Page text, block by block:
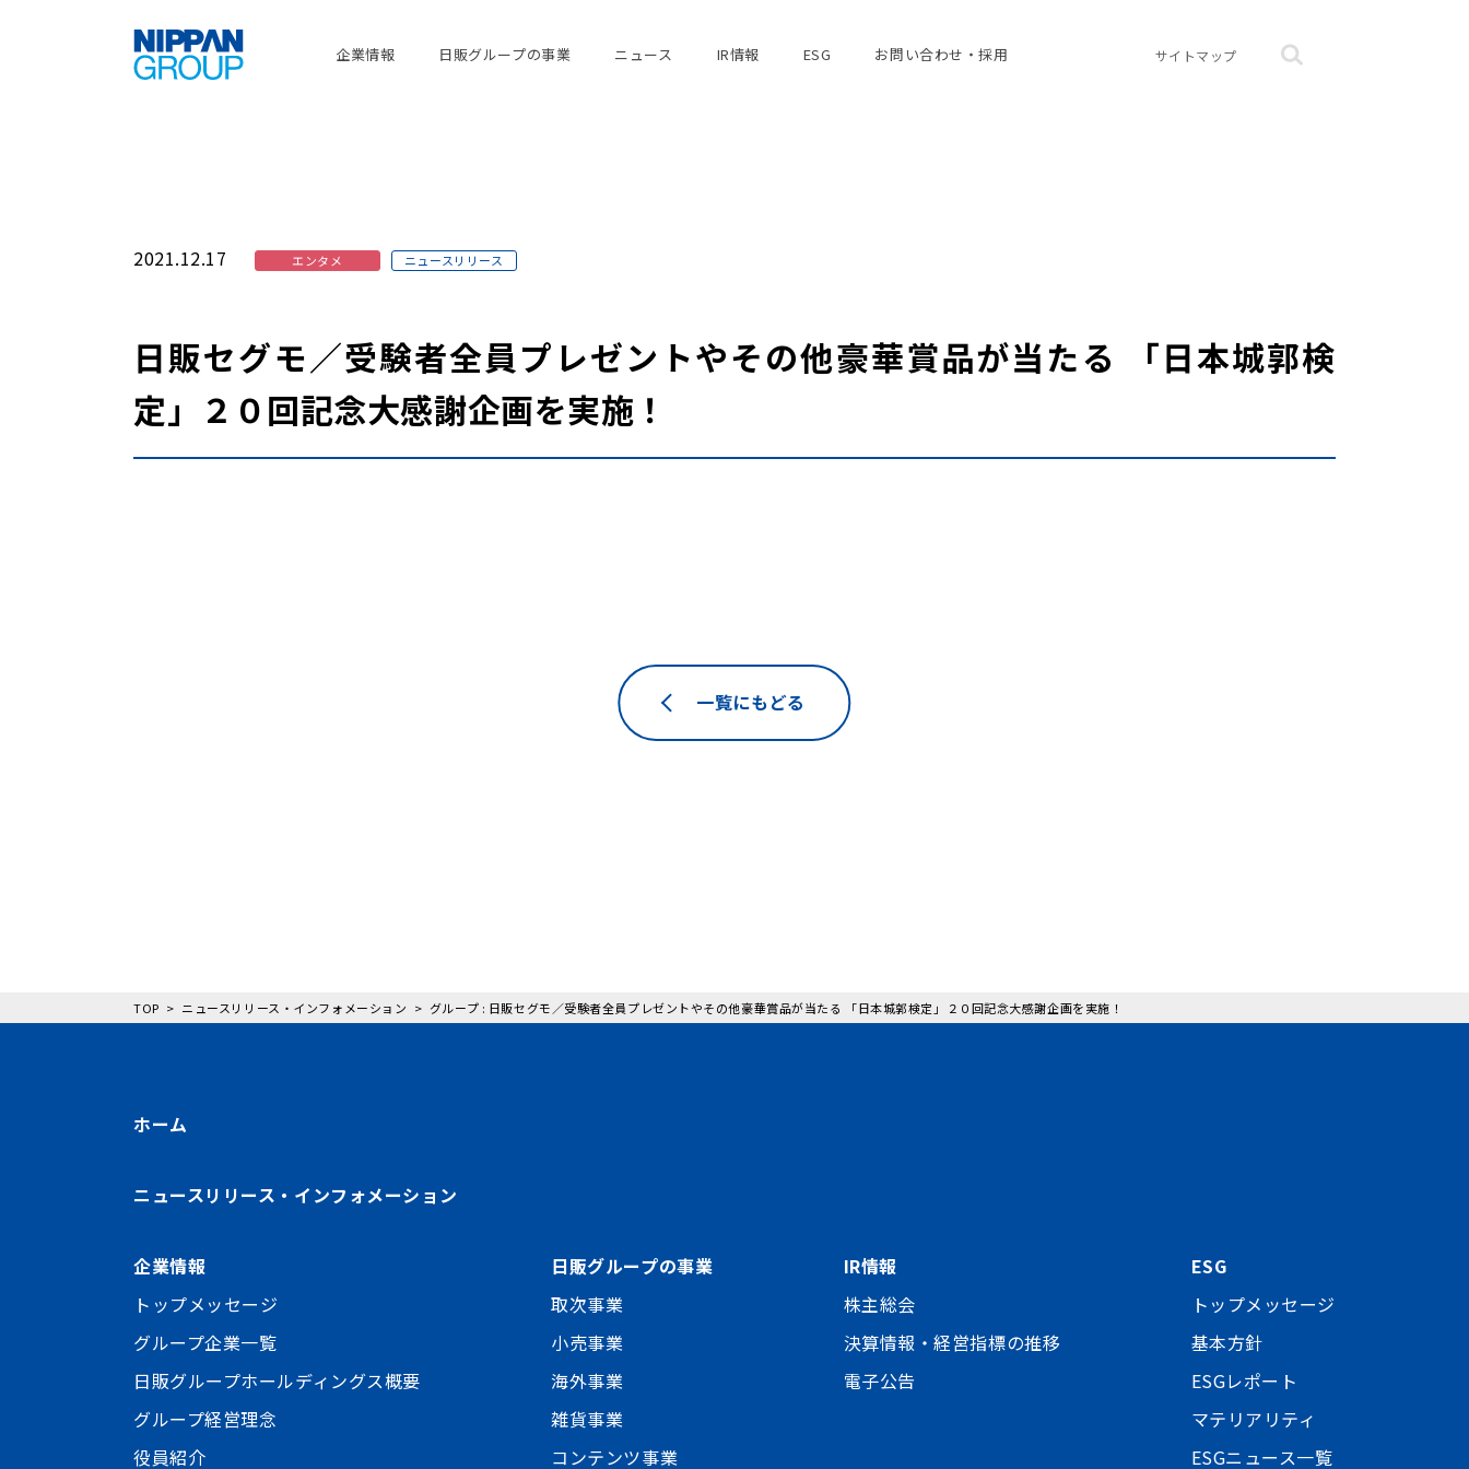
企業情報 日販グループの事業 ニュース IR情報 ESG お問い合わせ・採用 サイトマップ
2021.12.17 エンタメ ニュースリリース
日販セグモ／受験者全員プレゼントやその他豪華賞品が当たる 「日本城郭検
定」２０回記念大感謝企画を実施！
一覧にもどる
TOP ニュースリリース・インフォメーション グループ : 日販セグモ／受験者全員プレゼントやその他豪華賞品が当たる 「日本城郭検定」２０回記念大感謝企画を実施！
ホーム
ニュースリリース・インフォメーション
企業情報
トップメッセージ
グループ企業一覧
日販グループホールディングス概要
グループ経営理念
役員紹介
日販グループの事業
取次事業
小売事業
海外事業
雑貨事業
コンテンツ事業
IR情報
株主総会
決算情報・経営指標の推移
電子公告
ESG
トップメッセージ
基本方針
ESGレポート
マテリアリティ
ESGニュース一覧